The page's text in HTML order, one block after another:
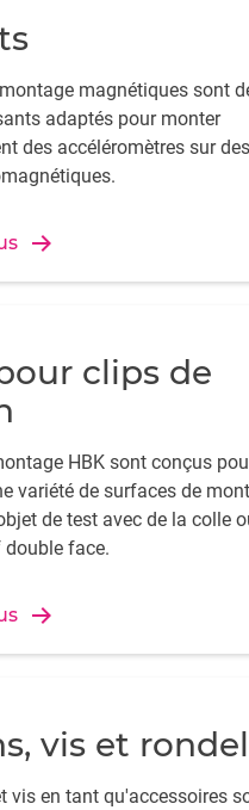
magnétiques sont
adaptés pour monter
des accéléromètres sur des
clips de
HBK sont conçus
variété de surfaces de
de test avec de la colle
face.
vis et
vis en tant qu'accessoires